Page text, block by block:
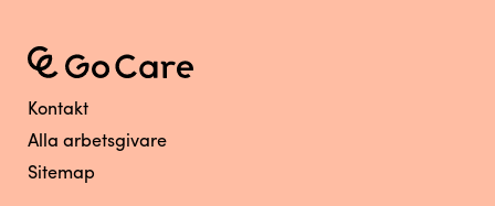
Kontakt
Alla arbetsgivare
Sitemap